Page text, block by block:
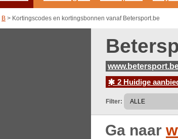
B > Kortingscodes en kortingsbonnen vanaf Betersport.be
2 Huidige
Filter:
Ga naar